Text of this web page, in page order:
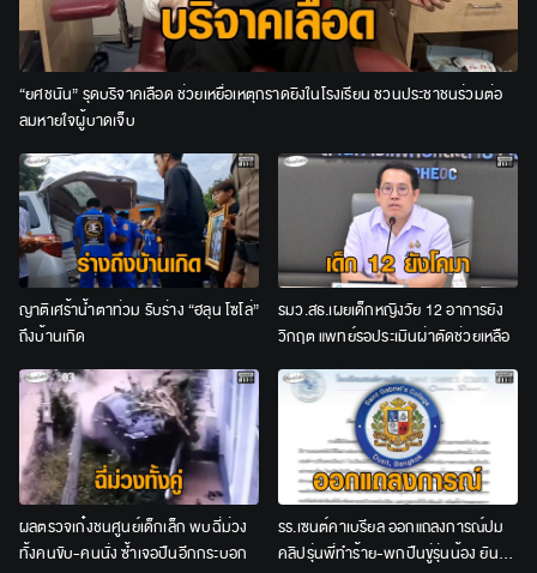
“ยศชนัน” รุดบริจาคเลือด ช่วยเหยื่อเหตุกราดยิงในโรงเรียน ชวนประชาชนร่วมต่อ
ลมหายใจผู้บาดเจ็บ
ญาติเศร้าน้ำตาท่วม รับร่าง “ฮลุน โซโล่”
ถึงบ้านเกิด
รมว.สธ.เผยเด็กหญิงวัย 12 อาการยัง
วิกฤต แพทย์รอประเมินผ่าตัดช่วยเหลือ
ผลตรวจเก๋งชนศูนย์เด็กเล็ก พบฉี่ม่วง
ทั้งคนขับ-คนนั่ง ซ้ำเจอปืนอีกกระบอก
รร.เซนต์คาเบรียล ออกแถลงการณ์ปม
คลิปรุ่นพี่ทำร้าย-พกปืนขู่รุ่นน้อง ยัน